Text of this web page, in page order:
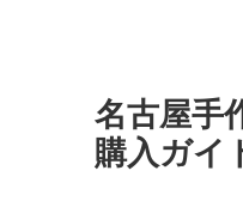
名古屋手
購入ガイ